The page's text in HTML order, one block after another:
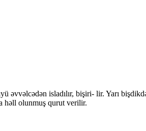
əvvəlcədən isladılır, bişiri- lir. Yarı
həll olunmuş qurut verilir.